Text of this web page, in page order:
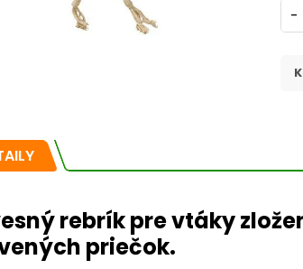
-
rebrík pre vtáky
priečok.